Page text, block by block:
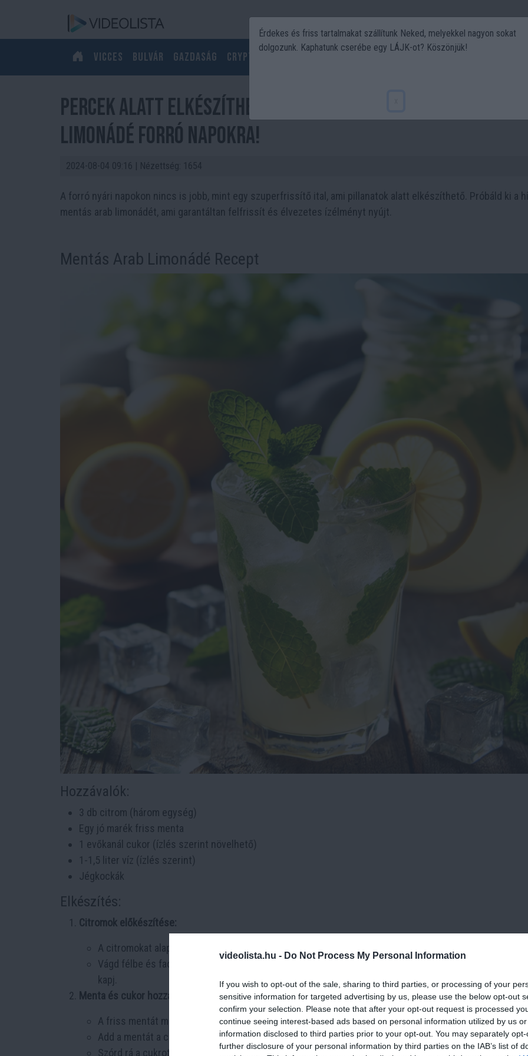
videolista.hu - Do Not Process My Personal Information
If you wish to opt-out of the sale, sharing to third parties, or processing of your
sensitive information for targeted advertising by us, please use the below opt-out
confirm your selection. Please note that after your opt-out request is processed
continue seeing interest-based ads based on personal information utilized by us
information disclosed to third parties prior to your opt-out. You may separately
further disclosure of your personal information by third parties on the IAB’s list of
Vicces Bulvár Gazdaság Crypto Politika DIY Utazás
Percek alatt elkészíthető szuperfrissítő arab mentás
limonádé forró napokra!
2024-08-04 09:16 | Nézettség: 1654
A forró nyári napokon nincs is jobb, mint egy szuperfrissítő ital, ami pillanatok alatt elkészíthető. Próbáld ki a
mentás arab limonádét, ami garantáltan felfrissít és élvezetes ízélményt nyújt.
Mentás Arab Limonádé Recept
Hozzávalók:
3 db citrom (három egység)
Egy jó marék friss menta
1 evőkanál cukor (ízlés szerint növelhető)
1-1,5 liter víz (ízlés szerint)
Jégkockák
Elkészítés:
Citromok előkészítése:
A citromokat alaposan mosd meg.
Vágd félbe és facsard ki a levüket egy nagy kancsóba. A citromhéjat is beleteheted, hogy
kapj.
Menta és cukor hozzáadása:
A friss mentát mosd meg, és tépd kisebb darabokra
Add a mentát a citromléhez.
Szórd rá a cukrot, majd keverd alaposan össze, hogy a cukor feloldódjon, majd turmixold össze és
Érdekes és friss tartalmakat szállítunk Neked, melyekkel nagyon sokat
dolgozunk. Kaphatunk cserébe egy LÁJK-ot? Köszönjük!